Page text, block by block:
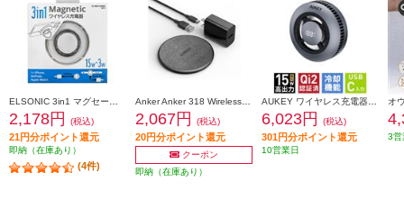
2,178円 (税込)
21円分ポイント還元
即納（在庫あり）
(4件)
2,067円 (税込)
20円分ポイント還元
クーポン
即納（在庫あり）
6,023円 (税込)
301円分ポイント還元
10営業日
3営